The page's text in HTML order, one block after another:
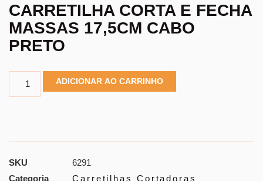
CARRETILHA CORTA E FECHA
MASSAS 17,5CM CABO
PRETO
ADICIONAR AO CARRINHO
SKU
6291
Categoria
Carretilhas Cortadoras